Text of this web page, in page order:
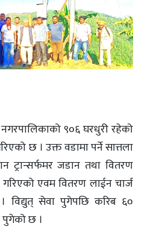
९०६ घरधुरी रहेको
छ । उक्त वडामा पर्ने सात्तला
जडान तथा वितरण
गरिएको एवम वितरण लाईन चार्ज
विद्युत् सेवा पुगेपछि करिब ६०
पुगेको छ ।